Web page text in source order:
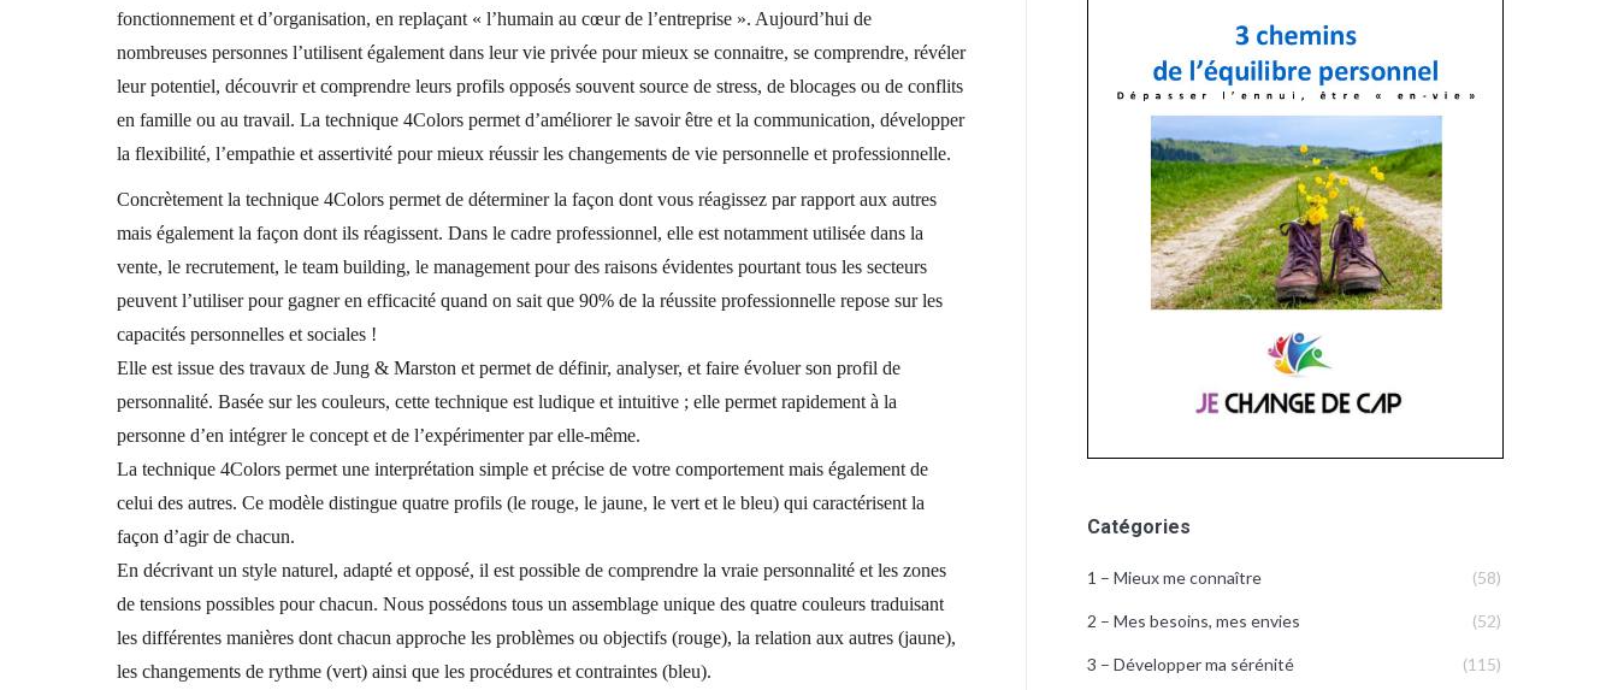
fonctionnement et d’organisation, en replaçant « l’humain au cœur de l’entreprise ». Aujourd’hui de
nombreuses personnes l’utilisent également dans leur vie privée pour mieux se connaitre, se comprendre, révéler
leur potentiel, découvrir et comprendre leurs profils opposés souvent source de stress, de blocages ou de conflits
en famille ou au travail. La technique 4Colors permet d’améliorer le savoir être et la communication, développer
la flexibilité, l’empathie et assertivité pour mieux réussir les changements de vie personnelle et professionnelle.
Concrètement la technique 4Colors permet de déterminer la façon dont vous réagissez par rapport aux autres
mais également la façon dont ils réagissent. Dans le cadre professionnel, elle est notamment utilisée dans la
vente, le recrutement, le team building, le management pour des raisons évidentes pourtant tous les secteurs
peuvent l’utiliser pour gagner en efficacité quand on sait que 90% de la réussite professionnelle repose sur les
capacités personnelles et sociales !
Elle est issue des travaux de Jung & Marston et permet de définir, analyser, et faire évoluer son profil de
personnalité. Basée sur les couleurs, cette technique est ludique et intuitive ; elle permet rapidement à la
personne d’en intégrer le concept et de l’expérimenter par elle-même.
La technique 4Colors permet une interprétation simple et précise de votre comportement mais également de
celui des autres. Ce modèle distingue quatre profils (le rouge, le jaune, le vert et le bleu) qui caractérisent la
façon d’agir de chacun.
En décrivant un style naturel, adapté et opposé, il est possible de comprendre la vraie personnalité et les zones
de tensions possibles pour chacun. Nous possédons tous un assemblage unique des quatre couleurs traduisant
les différentes manières dont chacun approche les problèmes ou objectifs (rouge), la relation aux autres (jaune),
les changements de rythme (vert) ainsi que les procédures et contraintes (bleu).
Catégories
1 – Mieux me connaître (58)
2 – Mes besoins, mes envies (52)
3 – Développer ma sérénité (115)